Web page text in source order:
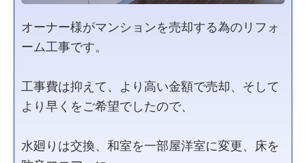
オーナー様がマンションを売却する為のリフォ
ーム工事です。
工事費は抑えて、より高い金額で売却、そして
より早くをご希望でしたので、
水廻りは交換、和室を一部屋洋室に変更、床を